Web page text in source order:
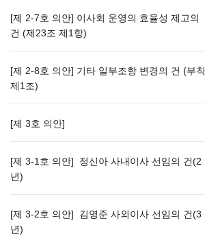
[제 2-7호 의안] 이사회 운영의 효율성 제고의
건 (제23조 제1항)
[제 2-8호 의안] 기타 일부조항 변경의 건 (부칙
제1조)
[제 3호 의안]
[제 3-1호 의안] 정신아 사내이사 선임의 건(2
년)
[제 3-2호 의안] 김영준 사외이사 선임의 건(3
년)